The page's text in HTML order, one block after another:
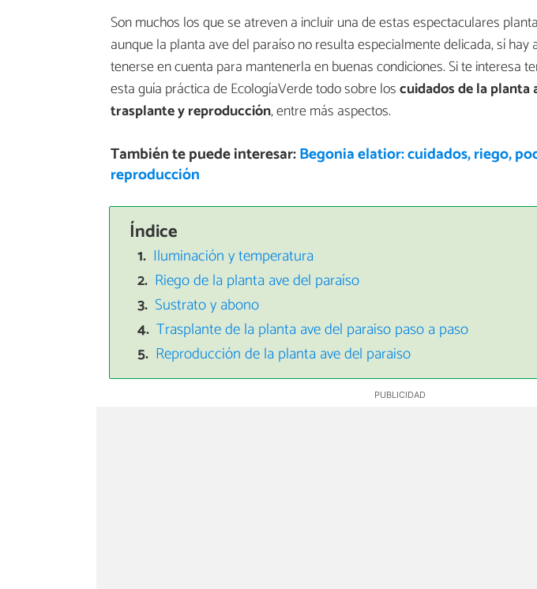
Son muchos los que se atreven a incluir una de estas espectaculares
aunque la planta ave del paraíso no resulta especialmente delicada, sí hay
tenerse en cuenta para mantenerla en buenas condiciones. Si te interesa
esta guía práctica de EcologíaVerde todo sobre loscuidados de la planta
trasplante y reproducción, entre más aspectos.
También te puede interesar:Begonia elatior: cuidados, riego,
reproducción
Índice
Iluminación y temperatura
Riego de la planta ave del paraíso
Sustrato y abono
Trasplante de la planta ave del paraiso paso a paso
Reproducción de la planta ave del paraiso